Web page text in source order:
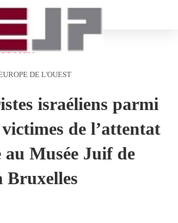
L'OUEST
DE L'OUEST
israéliens parmi
de l’attentat
au Musée Juif de
Bruxelles